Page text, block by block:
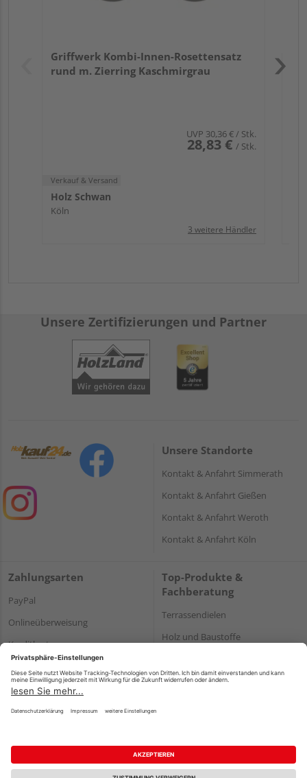
Griffwerk Kombi-Innen-Rosettensatz
rund m. Zierring Kaschmirgrau
UVP 30,36 €/ Stk.
28,83 € / Stk.
Verkauf & Versand
Holz Schwan
Köln
3 weitere Händler
Unsere Zertifizierungen und Partner
Unsere Standorte
Kontakt & Anfahrt Simmerath
Kontakt & Anfahrt Gießen
Kontakt & Anfahrt Weroth
Kontakt & Anfahrt Köln
Zahlungsarten
PayPal
Onlineüberweisung
Kreditkarte
*Bonität vorausgesetzt
Top-Produkte &
Fachberatung
Terrassendielen
Holz und Baustoffe
Impressum Datenschutz AGB
Barrierefreiheitserklärung
Vertrag widerrufen